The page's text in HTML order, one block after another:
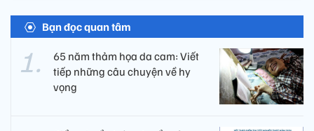
Bạn đọc quan tâm
65 năm thảm họa da cam: Viết
tiếp những câu chuyện về hy
vọng